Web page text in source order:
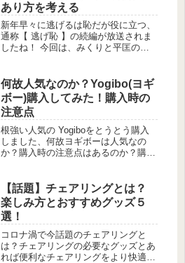
あり方を考える
新年早々に逃げるは恥だが役に立つ、
通称【 逃げ恥 】の続編が放送されま
したね！ 今回は、みくりと平匡の契
2020年に起きたコロナウイルスによる
生活環境の変化と二人を取り巻く人々
の人生が垣間見えて短い時間にかなり
凝縮された内容でしたね。 私の共感
できるポイントとしては、妊娠出産に
おいてですが、
何故人気なのか？Yogibo(ヨギ
ボー)購入してみた！購入時の
注意点
根強い人気の Yogiboをとうとう購入
しました、何故ヨギボーは人気なの
か？購入時の注意点はあるのか？購入
Yogiboの快適さとは？
【話題】チェアリングとは？
楽しみ方とおすすめグッズ５
選！
コロナ渦で今話題のチェアリングと
は？チェアリングの必要なグッズとあ
れば便利なチェアリングをより快適に